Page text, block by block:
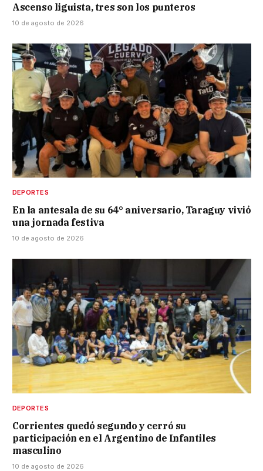
Ascenso liguista, tres son los punteros
10 de agosto de 2026
DEPORTES
En la antesala de su 64° aniversario, Taraguy vivió
una jornada festiva
10 de agosto de 2026
DEPORTES
Corrientes quedó segundo y cerró su
participación en el Argentino de Infantiles
masculino
10 de agosto de 2026